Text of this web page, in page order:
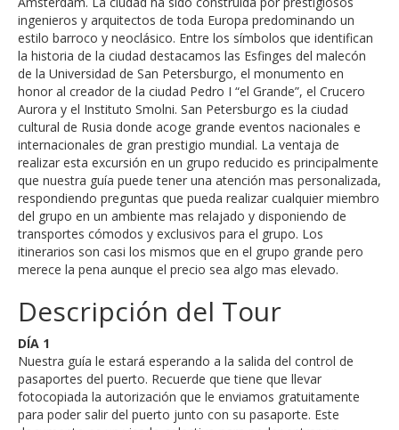
ingenieros y arquitectos de toda Europa predominando un
estilo barroco y neoclásico. Entre los símbolos que identifican
la historia de la ciudad destacamos las Esfinges del malecón
de la Universidad de San Petersburgo, el monumento en
honor al creador de la ciudad Pedro I “el Grande”, el Crucero
Aurora y el Instituto Smolni. San Petersburgo es la ciudad
cultural de Rusia donde acoge grande eventos nacionales e
internacionales de gran prestigio mundial. La ventaja de
realizar esta excursión en un grupo reducido es principalmente
que nuestra guía puede tener una atención mas personalizada,
respondiendo preguntas que pueda realizar cualquier miembro
del grupo en un ambiente mas relajado y disponiendo de
transportes cómodos y exclusivos para el grupo. Los
itinerarios son casi los mismos que en el grupo grande pero
merece la pena aunque el precio sea algo mas elevado.
Descripción del Tour
DÍA 1
Nuestra guía le estará esperando a la salida del control de
pasaportes del puerto. Recuerde que tiene que llevar
fotocopiada la autorización que le enviamos gratuitamente
para poder salir del puerto junto con su pasaporte. Este